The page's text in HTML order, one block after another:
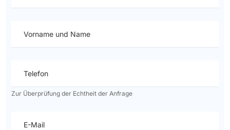
Vorname und Name
Telefon
Zur Überprüfung der Echtheit der Anfrage
E-Mail